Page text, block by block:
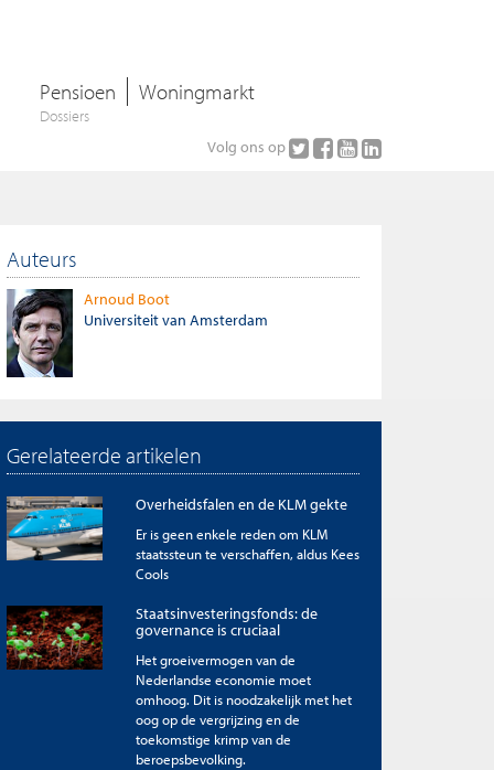
Pensioen Woningmarkt
Dossiers
Volg ons op
Auteurs
Arnoud Boot
Universiteit van Amsterdam
Gerelateerde artikelen
Overheidsfalen en de KLM gekte
Er is geen enkele reden om KLM
staatssteun te verschaffen, aldus Kees
Cools
Staatsinvesteringsfonds: de
governance is cruciaal
Het groeivermogen van de
Nederlandse economie moet
omhoog. Dit is noodzakelijk met het
oog op de vergrijzing en de
toekomstige krimp van de
beroepsbevolking.